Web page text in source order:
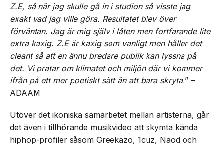
Z.E, så när jag skulle gå in i studion så visste jag
exakt vad jag ville göra. Resultatet blev över
förväntan. Jag är mig själv i låten men fortfarande lite
extra kaxig. Z.E är kaxig som vanligt men håller det
cleant så att en ännu bredare publik kan lyssna på
det. Vi pratar om klimatet och miljön där vi kommer
ifrån på ett mer poetiskt sätt än att bara skryta.” –
ADAAM
Utöver det ikoniska samarbetet mellan artisterna, går
det även i tillhörande musikvideo att skymta kända
hiphop-profiler såsom Greekazo, 1cuz, Naod och